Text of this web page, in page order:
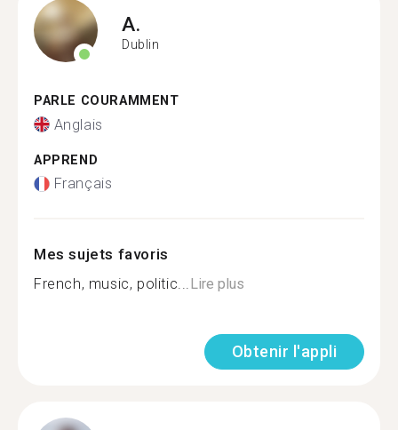
A.
Dublin
PARLE COURAMMENT
Anglais
APPREND
Français
Mes sujets favoris
French, music, politic...Lire plus
Obtenir l'appli